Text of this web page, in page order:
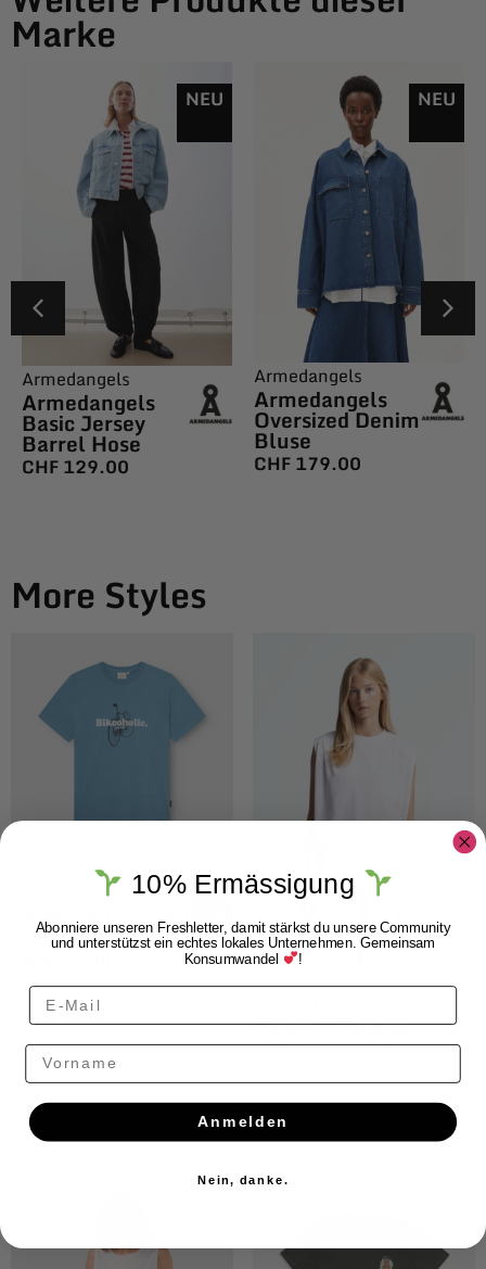
Marke
NEU
Armedangels
Armedangels
Basic Jersey
Barrel Hose
CHF129.00
NEU
Armedangels
Armedangels
Oversized Denim
Bluse
CHF179.00
More Styles
Dedicated T-Shirt
Stockholm
Bikeaholic
Kings Of Indigo
Caterina White
10% Ermässigung
Abonniere unseren Freshletter, damit stärkst du unsere Community
und unterstützst ein echtes lokales Unternehmen. Gemeinsam
Konsumwandel !
Vorname
Anmelden
Nein, danke.